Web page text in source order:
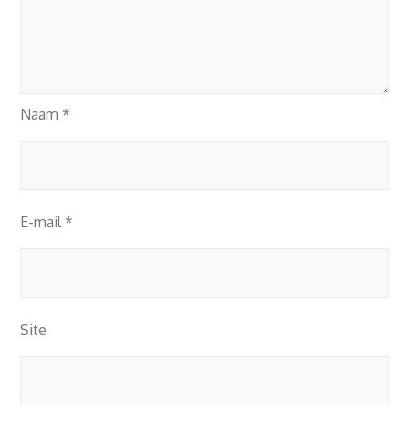
Naam *
E-mail *
Site